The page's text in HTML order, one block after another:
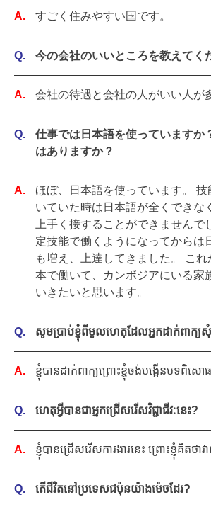
すごく住みやすい国です。
今の会社のいいところを教えてく
会社の待遇と会社の人がいい人が
仕事では日本語を使っていますか
はありますか？
ほぼ、日本語を使っています。
いていた時は日本語が全くできな
上手く接することができませんで
定技能で働くようになってからは
も増え、上達してきました。 これ
本で働いて、カンボジアにいる家
いきたいと思います。
សូមប្រាប់ខ្ញុំពីមូលហេតុដែលអ្នកដាក់ពាក្
ខ្ញុំបានដាក់ពាក្យព្រោះខ្ញុំចង់បង្កើនបទពិស
ហេតុអ្វីបានជាអ្នកជ្រើសរើសវិជ្ជាជីវៈនេះ?
ខ្ញុំបានជ្រើសរើសការងារនេះ ព្រោះខ្ញុំគិតថ
តើជីវិតនៅប្រទេសជប៉ុនយ៉ាងម៉េចដែរ?